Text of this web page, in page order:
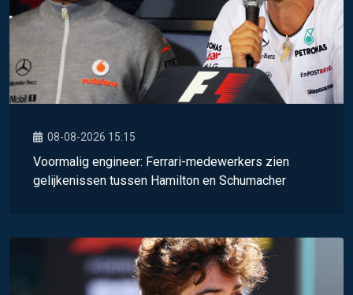
08-08-2026 15:15
Voormalig engineer: Ferrari-medewerkers zien
gelijkenissen tussen Hamilton en Schumacher